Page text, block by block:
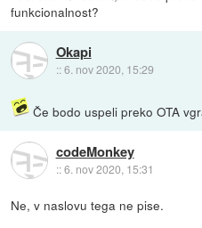
funkcionalnost?
Okapi
::6. nov 2020, 15:29
Če bodo uspeli preko OTA
codeMonkey
::6. nov 2020, 15:31
Ne, v naslovu tega ne pise.